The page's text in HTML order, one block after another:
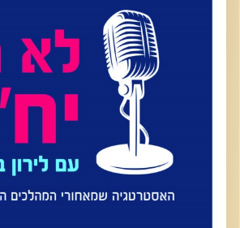
בעידן של רשתות חברתיות, פייק ניוז ובינה
במהלך הכנס גלי הנחתה עמדת שידור,
שהם אנשי התקשורת המובילים בתחום.
בין היתר ראיינה את רוני קובן ואת חברת
ושמעה מהם על אחריות תקשורתית, על
על ענפי התקשורת, ועל האתגרים
קרדיט תמונות:ליאת סער